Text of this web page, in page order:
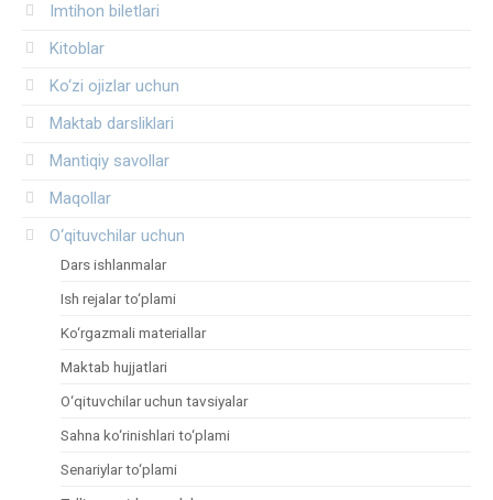
Imtihon biletlari
Kitoblar
Ko‘zi ojizlar uchun
Maktab darsliklari
Mantiqiy savollar
Maqollar
O‘qituvchilar uchun
Dars ishlanmalar
Ish rejalar to‘plami
Ko‘rgazmali materiallar
Maktab hujjatlari
O‘qituvchilar uchun tavsiyalar
Sahna ko‘rinishlari to‘plami
Senariylar to‘plami